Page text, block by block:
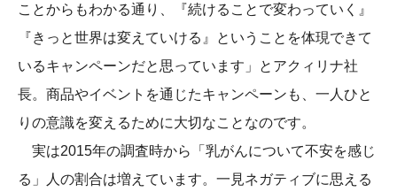
ことからもわかる通り、『続けることで変わっていく』
『きっと世界は変えていける』ということを体現できて
いるキャンペーンだと思っています」とアクィリナ社
長。商品やイベントを通じたキャンペーンも、一人ひと
りの意識を変えるために大切なことなのです。
実は2015年の調査時から「乳がんについて不安を感じ
る」人の割合は増えています。一見ネガティブに思える